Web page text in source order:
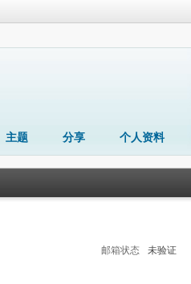
主题 分享 个人资料
邮箱状态 未验证